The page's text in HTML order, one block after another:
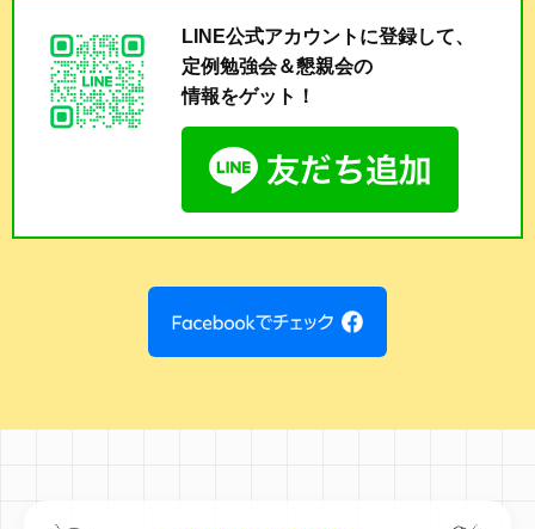
LINE公式アカウントに登録して、
定例勉強会＆懇親会の
情報をゲット！